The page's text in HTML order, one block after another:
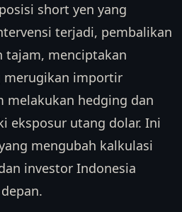
short yen yang
terjadi, pembalikan
tajam, menciptakan
importir
melakukan hedging dan
eksposur utang dolar. Ini
mengubah kalkulasi
investor Indonesia